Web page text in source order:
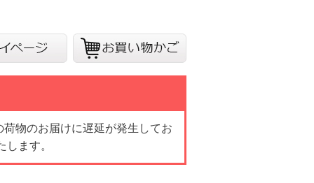
物のお届けに遅延が発生してお
ます。